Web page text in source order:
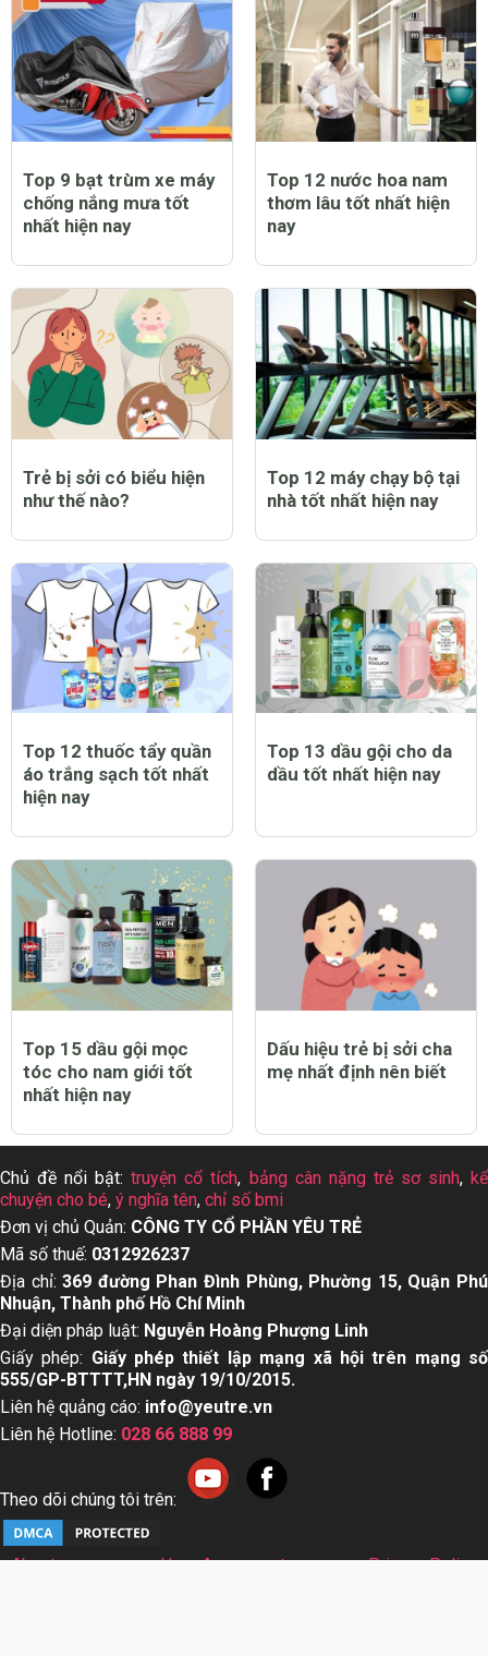
Top 9 bạt trùm xe máy
chống nắng mưa tốt
nhất hiện nay
Top 12 nước hoa nam
thơm lâu tốt nhất hiện
nay
Trẻ bị sởi có biểu hiện
như thế nào?
Top 12 máy chạy bộ tại
nhà tốt nhất hiện nay
Top 12 thuốc tẩy quần
áo trắng sạch tốt nhất
hiện nay
Top 13 dầu gội cho da
dầu tốt nhất hiện nay
Top 15 dầu gội mọc
tóc cho nam giới tốt
nhất hiện nay
Dấu hiệu trẻ bị sởi cha
mẹ nhất định nên biết
Chủ đề nổi bật:truyện cổ tích, bảng cân nặng trẻ sơ sinh,kể
chuyện cho bé, ý nghĩa tên, chỉ số bmi
Đơn vị chủ Quản: CÔNG TY CỔ PHẦN YÊU TRẺ
Mã số thuế: 0312926237
Địa chỉ:369 đường Phan Đình Phùng, Phường 15, Quận Phú
Nhuận, Thành phố Hồ Chí Minh
Đại diện pháp luật: Nguyễn Hoàng Phượng Linh
Giấy phép: Giấy phép thiết lập mạng xã hội trên mạng số
555/GP-BTTTT,HN ngày 19/10/2015.
Liên hệ quảng cáo: info@yeutre.vn
Liên hệ Hotline: 028 66 888 99
Theo dõi chúng tôi trên:
About us User Agreement
Privacy Policy